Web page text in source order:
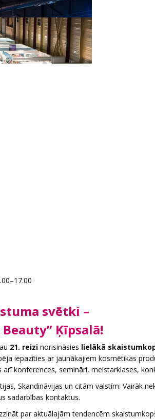
svētki –
Ķīpsalā!
21. reizi norisināsies lielākā
iepazīties ar jaunākajiem kosmētikas
konferences, semināri, meistarklases,
Skandināvijas un citām valstīm. Vairāk
sadarbības kontaktus.
par aktuālajām tendencēm